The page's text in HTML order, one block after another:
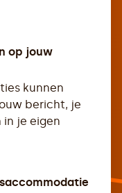
op jouw
kunnen
bericht, je
je eigen